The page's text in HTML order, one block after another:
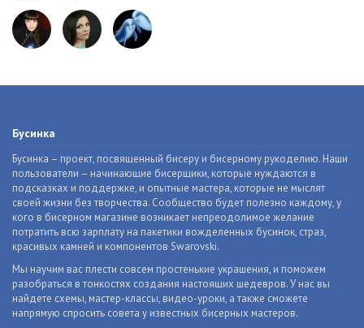
Бусинка
Бусинка – проект, посвященный бисеру и бисерному рукоделию. Наши
пользователи – начинающие бисерщики, которые нуждаются в
подсказках и поддержке, и опытные мастера, которые не мыслят
своей жизни без творчества. Сообщество будет полезно каждому, у
кого в бисерном магазине возникает непреодолимое желание
потратить всю зарплату на пакетики вожделенных бусинок, страз,
красивых камней и компонентов Swarovski.
Мы научим вас плести совсем простенькие украшения, и поможем
разобраться в тонкостях создания настоящих шедевров. У нас вы
найдете схемы, мастер-классы, видео-уроки, а также сможете
напрямую спросить совета у известных бисерных мастеров.